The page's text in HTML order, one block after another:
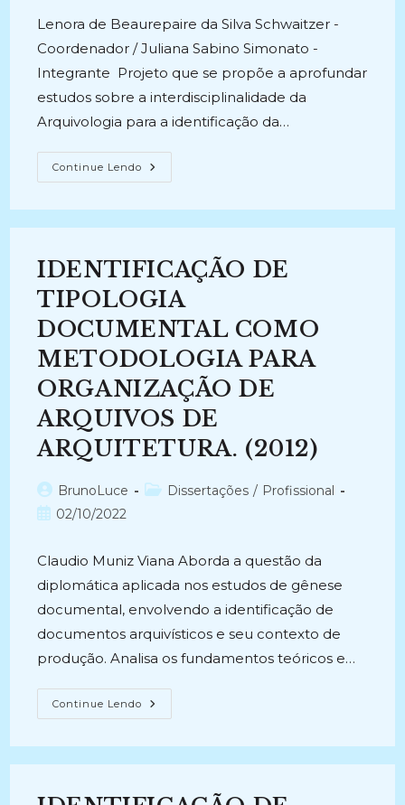
Lenora de Beaurepaire da Silva Schwaitzer -
Coordenador / Juliana Sabino Simonato -
Integrante Projeto que se propõe a aprofundar
estudos sobre a interdisciplinalidade da
Arquivologia para a identificação da…
Continue Lendo INTERDISCIPLINARIDADES
DA
Gênese
De
Documentos
Arquivísticos
(2022-
Atual)
IDENTIFICAÇÃO DE
TIPOLOGIA
DOCUMENTAL COMO
METODOLOGIA PARA
ORGANIZAÇÃO DE
ARQUIVOS DE
ARQUITETURA. (2012)
Autor
do
BrunoLuce
Categoria
Dissertações / Profissional
Post02/10/2022
Claudio Muniz Viana Aborda a questão da
diplomática aplicada nos estudos de gênese
documental, envolvendo a identificação de
documentos arquivísticos e seu contexto de
produção. Analisa os fundamentos teóricos e…
Continue Lendo IDENTIFICAÇÃO
DE
METODOLOGIA
ORGANIZAÇÃO